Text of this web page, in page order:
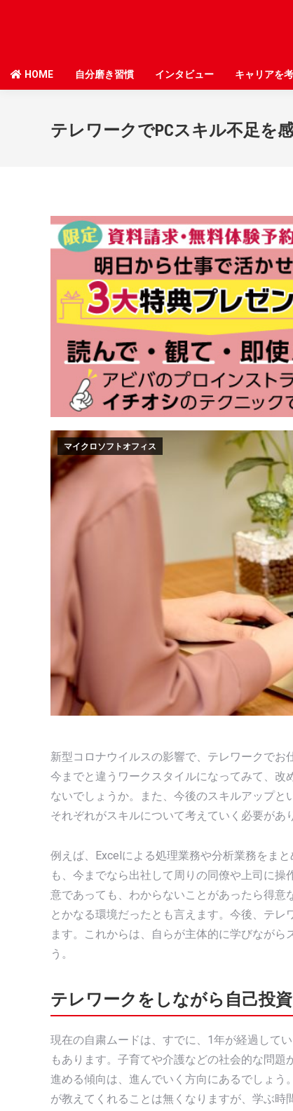
HOME 自分磨き習慣 インタビュー キャリアを
テレワークでPCスキル不足を
マイクロソフトオフィス
新型コロナウイルスの影響で、テレワークで
今までと違うワークスタイルになってみて、
ないでしょうか。また、今後のスキルアップと
それぞれがスキルについて考えていく必要があ
例えば、Excelによる処理業務や分析業務をま
も、今までなら出社して周りの同僚や上司に
意であっても、わからないことがあったら得
とかなる環境だったとも言えます。今後、テ
ます。これからは、自らが主体的に学びなが
う。
テレワークをしながら自己投
現在の自粛ムードは、すでに、1年が経過して
もあります。子育てや介護などの社会的な問
進める傾向は、進んでいく方向にあるでしょ
が教えてくれることは無くなりますが、学ぶ
HOME 自分磨き習慣 インタビュー キャリアを